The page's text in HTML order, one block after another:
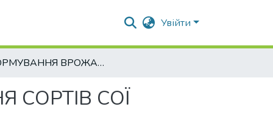
Увійти
ФОРМУВАННЯ ВРОЖАЙНОСТІ ТА ЯКОСТІ НАСІННЯ СОРТІВ СОЇ ЗАЛЕЖНО ВІД ПЛОЩІ ЖИВЛЕННЯ
СОРТІВ СОЇ